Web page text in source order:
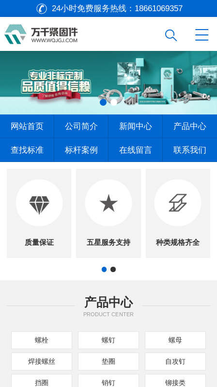
24小时免费服务热线： 18661069357
网站首页 公司简介 新闻中心 产品中心
查找标准 标杆案例 在线留言 联系我们
质量保证 五星服务支持 种类规格齐全
产品中心
PRODUCT CENTER
螺栓 螺钉 螺母
焊接螺丝 垫圈 自攻钉
挡圈 销钉 铆接类